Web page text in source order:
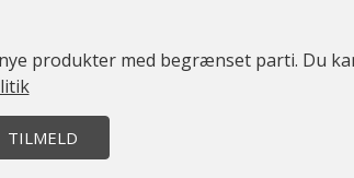
produkter med begrænset parti. Du
TILMELD